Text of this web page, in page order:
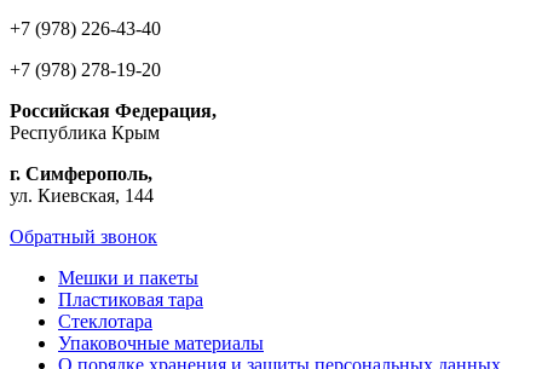
+7 (978) 226-43-40
+7 (978) 278-19-20
Российская Федерация,
Республика Крым
г. Симферополь,
ул. Киевская, 144
Обратный звонок
Мешки и пакеты
Пластиковая тара
Стеклотара
Упаковочные материалы